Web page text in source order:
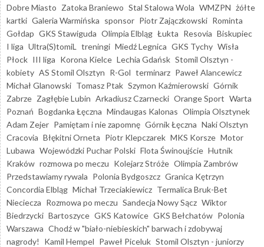
Dobre Miasto Zatoka Braniewo Stal Stalowa Wola WMZPN żółte
kartki Galeria Warmińska sponsor Piotr Zajączkowski Rominta
Gołdap GKS Stawiguda Olimpia Elbląg Łukta Resovia Biskupiec
I liga Ultra(S)tomiL treningi Miedź Legnica GKS Tychy Wisła
Płock III liga Korona Kielce Lechia Gdańsk Stomil Olsztyn -
kobiety AS Stomil Olsztyn R-Gol terminarz Paweł Alancewicz
Michał Glanowski Tomasz Ptak Szymon Kaźmierowski Górnik
Zabrze Zagłębie Lubin Arkadiusz Czarnecki Orange Sport Warta
Poznań Bogdanka Łęczna Mindaugas Kalonas Olimpia Olsztynek
Adam Zejer Pamiętam i nie zapomnę Górnik Łęczna Naki Olsztyn
Cracovia Błękitni Orneta Piotr Klepczarek MKS Korsze Motor
Lubawa Wojewódzki Puchar Polski Flota Świnoujście Hutnik
Kraków rozmowa po meczu Kolejarz Stróże Olimpia Zambrów
Przedstawiamy rywala Polonia Bydgoszcz Granica Kętrzyn
Concordia Elbląg Michał Trzeciakiewicz Termalica Bruk-Bet
Nieciecza Rozmowa po meczu Sandecja Nowy Sącz Wiktor
Biedrzycki Bartoszyce GKS Katowice GKS Bełchatów Polonia
Warszawa Chodź w "biało-niebieskich" barwach i zdobywaj
nagrody!
Kamil Hempel Paweł Piceluk Stomil Olsztyn - juniorzy